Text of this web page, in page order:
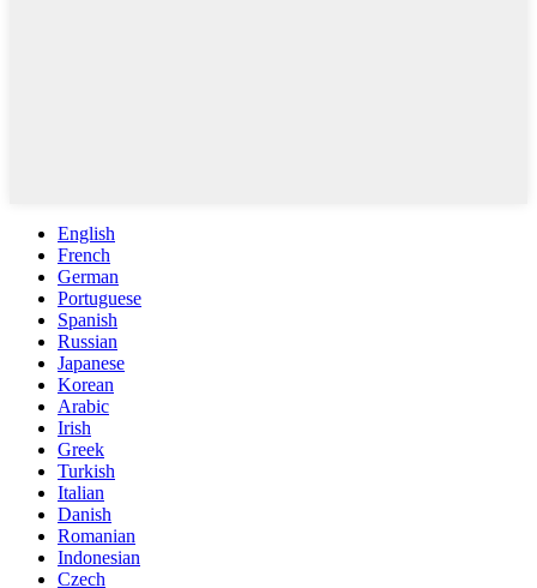
English
French
German
Portuguese
Spanish
Russian
Japanese
Korean
Arabic
Irish
Greek
Turkish
Italian
Danish
Romanian
Indonesian
Czech